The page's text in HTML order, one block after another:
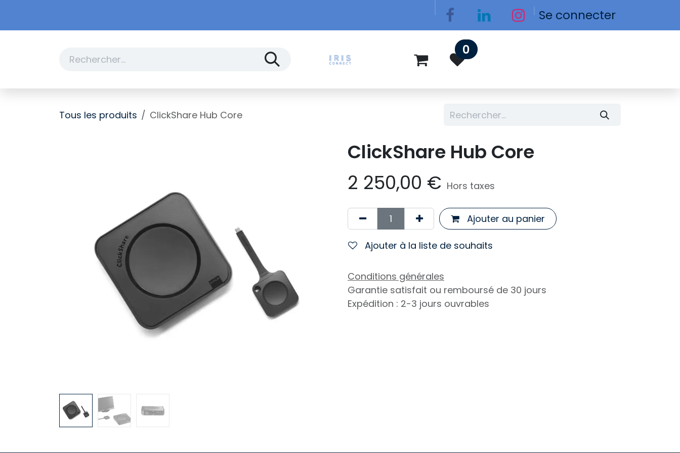
Se connecter
0
Tous les produits ClickShare Hub Core
ClickShare Hub Core
2 250,00 € Hors taxes
Ajouter au panier
Ajouter à la liste de souhaits
Conditions générales
Garantie satisfait ou remboursé de 30 jours
Expédition : 2-3 jours ouvrables